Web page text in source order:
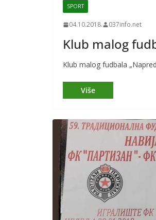
SPORT
04.10.2018. 037info.net
Klub malog
Klub malog fudbala